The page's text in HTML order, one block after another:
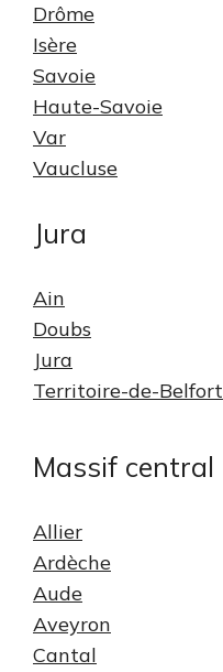
Drôme
Isère
Savoie
Haute-Savoie
Var
Vaucluse
Jura
Ain
Doubs
Jura
Territoire-de-Belfort
Massif central
Allier
Ardèche
Aude
Aveyron
Cantal